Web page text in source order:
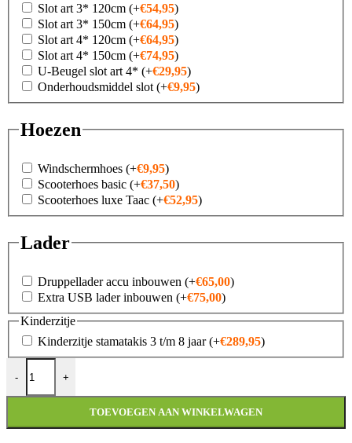
Slot art 3* 120cm (+€54,95)
Slot art 3* 150cm (+€64,95)
Slot art 4* 120cm (+€64,95)
Slot art 4* 150cm (+€74,95)
U-Beugel slot art 4* (+€29,95)
Onderhoudsmiddel slot (+€9,95)
Hoezen
Windschermhoes (+€9,95)
Scooterhoes basic (+€37,50)
Scooterhoes luxe Taac (+€52,95)
Lader
Druppellader accu inbouwen (+€65,00)
Extra USB lader inbouwen (+€75,00)
Kinderzitje
Kinderzitje stamatakis 3 t/m 8 jaar(+€289,95)
-
Vespa Sprint 'Notte' aantal
+
TOEVOEGEN AAN WINKELWAGEN